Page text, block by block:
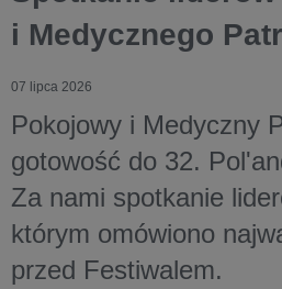
i Medycznego
07 lipca 2026
Pokojowy i Medyczny
gotowość do 32.
Za nami spotkanie
którym omówiono
przed Festiwalem.